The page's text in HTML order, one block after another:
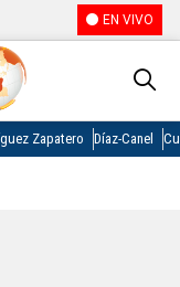
EN VIVO
Zapatero Díaz-Canel